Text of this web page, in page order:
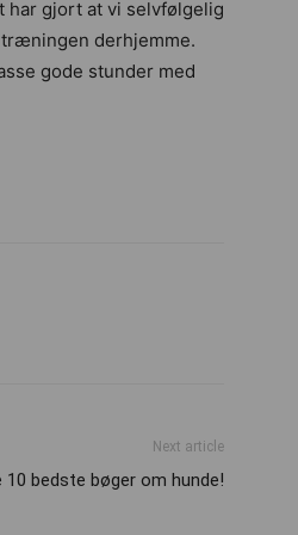
har gjort at vi selvfølgelig
derhjemme.
gode stunder med
Next article
10 bedste bøger om hunde!